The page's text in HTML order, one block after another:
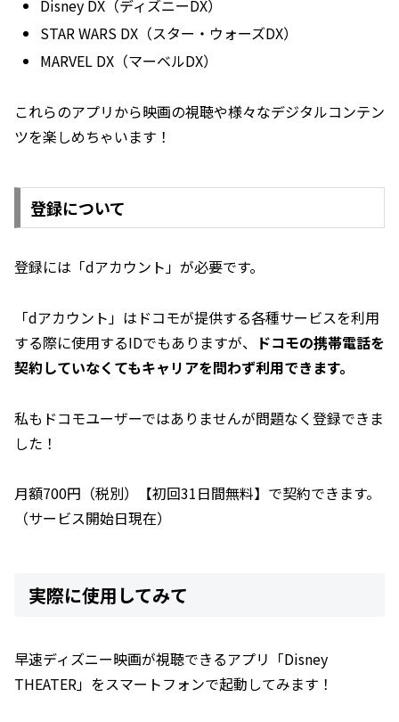
Disney DX（ディズニーDX）
STAR WARS DX（スター・ウォーズDX）
MARVEL DX（マーベルDX）
これらのアプリから映画の視聴や様々なデジタルコンテン
ツを楽しめちゃいます！
登録について
登録には「dアカウント」が必要です。
「dアカウント」はドコモが提供する各種サービスを利用
する際に使用するIDでもありますが、 ドコモの携帯電話を
契約していなくてもキャリアを問わず利用できます。
私もドコモユーザーではありませんが問題なく登録できま
した！
月額700円（税別）【初回31日間無料】で契約できます。
（サービス開始日現在）
実際に使用してみて
早速ディズニー映画が視聴できるアプリ「Disney
THEATER」をスマートフォンで起動してみます！